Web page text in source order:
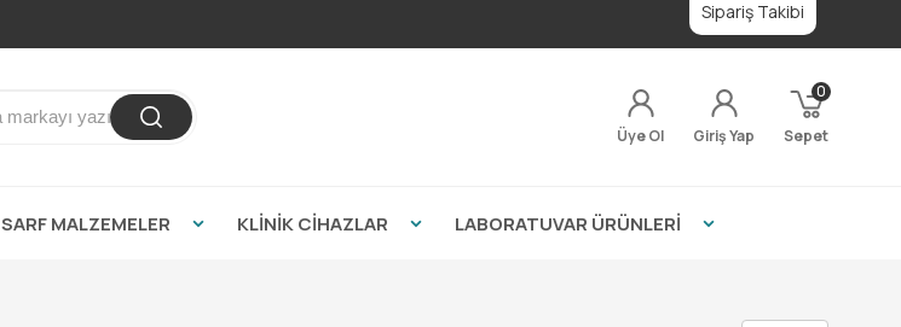
Sipariş Takibi
Üye Ol Giriş Yap Sepet
0
SARF MALZEMELER KLİNİK CİHAZLAR LABORATUVAR ÜRÜNLERİ